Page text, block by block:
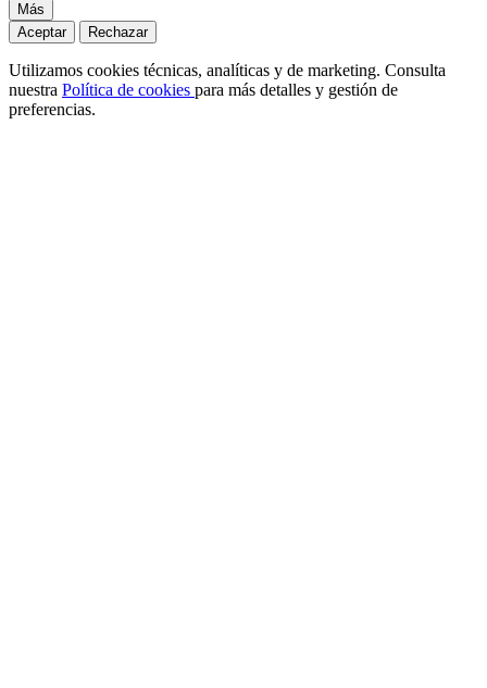
Más
Aceptar
Rechazar
Utilizamos cookies técnicas, analíticas y de marketing. Consulta
nuestra Política de cookies para más detalles y gestión de
preferencias.